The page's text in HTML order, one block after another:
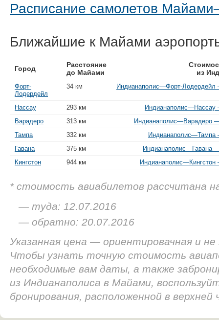
Расписание самолетов
Ближайшие к Майами
Город
Расстояние
до Майами
из
Форт-
Лодердейл
34 км Индианаполис—Форт-Лодердейл
Нассау 293 км
Индианаполис—Нассау
Варадеро
313 км
Индианаполис—Варадеро
Тампа
332 км
Индианаполис—Тампа
Гавана
375 км
Индианаполис—Гавана
Кингстон
944 км
* стоимость авиабилетов рассчитана
— туда: 12.07.2016
— обратно: 20.07.2016
Указанная цена — ориентировачная и
Чтобы узнать точную стоимость
необходимые вам даты, а также
из Индианаполиса в Майами,
бронирования, расположенной в